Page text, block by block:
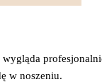
w noszeniu.